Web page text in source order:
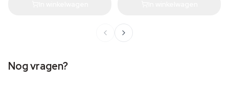
Nog vragen?